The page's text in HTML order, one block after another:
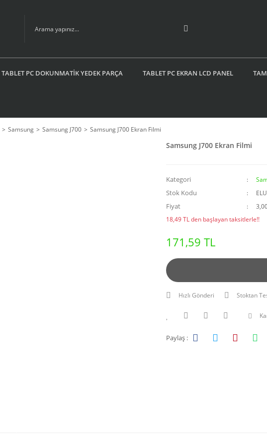
TABLET PC DOKUNMATİK YEDEK PARÇA TABLET PC EKRAN LCD PANEL
Samsung Samsung J700 Samsung J700 Ekran Filmi
Samsung J700 Ekran Filmi
Kategori
Stok Kodu
Fiyat
18,49 TL den başlayan taksitlerle!!
171,59 TL
Hızlı Gönderi Stoktan
Paylaş :